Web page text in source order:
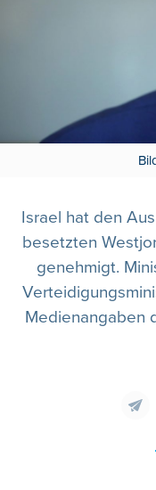
Israel hat den
besetzten
genehmigt.
Medienangaben